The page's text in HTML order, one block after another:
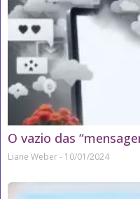
O vazio das
Liane Weber 10/01/2024